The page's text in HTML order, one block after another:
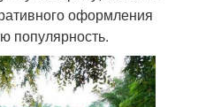
оформления
популярность.